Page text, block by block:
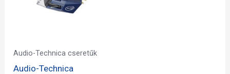
Audio-Technica cseretűk
Audio-Technica